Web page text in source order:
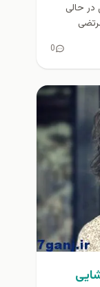
در حالی
0